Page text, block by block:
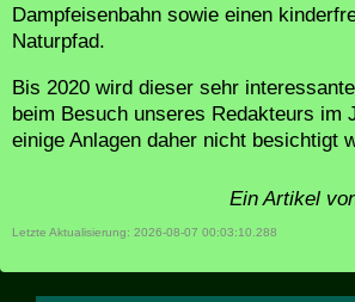
Dampfeisenbahn sowie einen
Naturpfad.
Bis 2020 wird dieser sehr
beim Besuch unseres Redakteurs im
einige Anlagen daher nicht besichtigt
Ein Artikel
Letzte Aktualisierung: 2026-08-07 00:03:10.288